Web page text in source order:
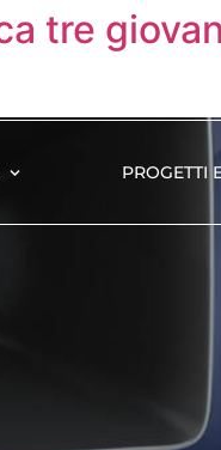
PROGETTI
tre